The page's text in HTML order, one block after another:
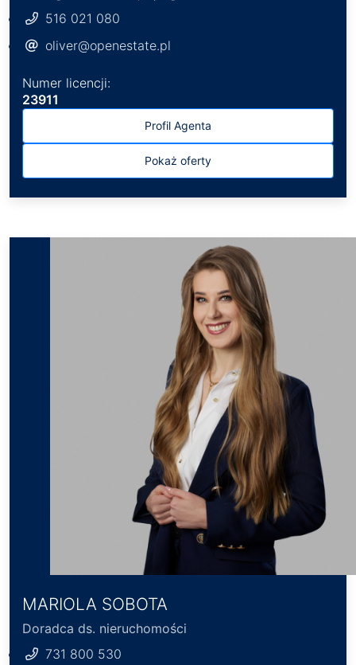
516 021 080
oliver@openestate.pl
Numer licencji:
23911
Profil Agenta
Pokaż oferty
MARIOLA SOBOTA
Doradca ds. nieruchomości
731 800 530